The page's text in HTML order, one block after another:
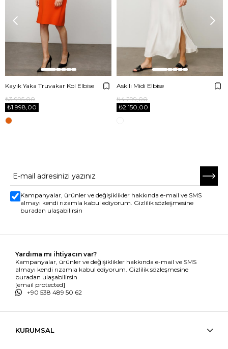
Kayık Yaka Truvakar Kol Elbise
₺1.998,00
₺3.995,00
Askılı Midi Elbise
₺2.150,00
₺4.299,00
Kampanyalar, ürünler ve değişiklikler hakkında e-mail ve SMS
almayı kendi rızamla kabul ediyorum. Gizlilik sözleşmesine
buradan ulaşabilirsin
Yardıma mı ihtiyacın var?
Kampanyalar, ürünler ve değişiklikler hakkında e-mail ve SMS
almayı kendi rızamla kabul ediyorum. Gizlilik sözleşmesine
buradan ulaşabilirsin
[email protected]
+90 538 489 50 62
KURUMSAL